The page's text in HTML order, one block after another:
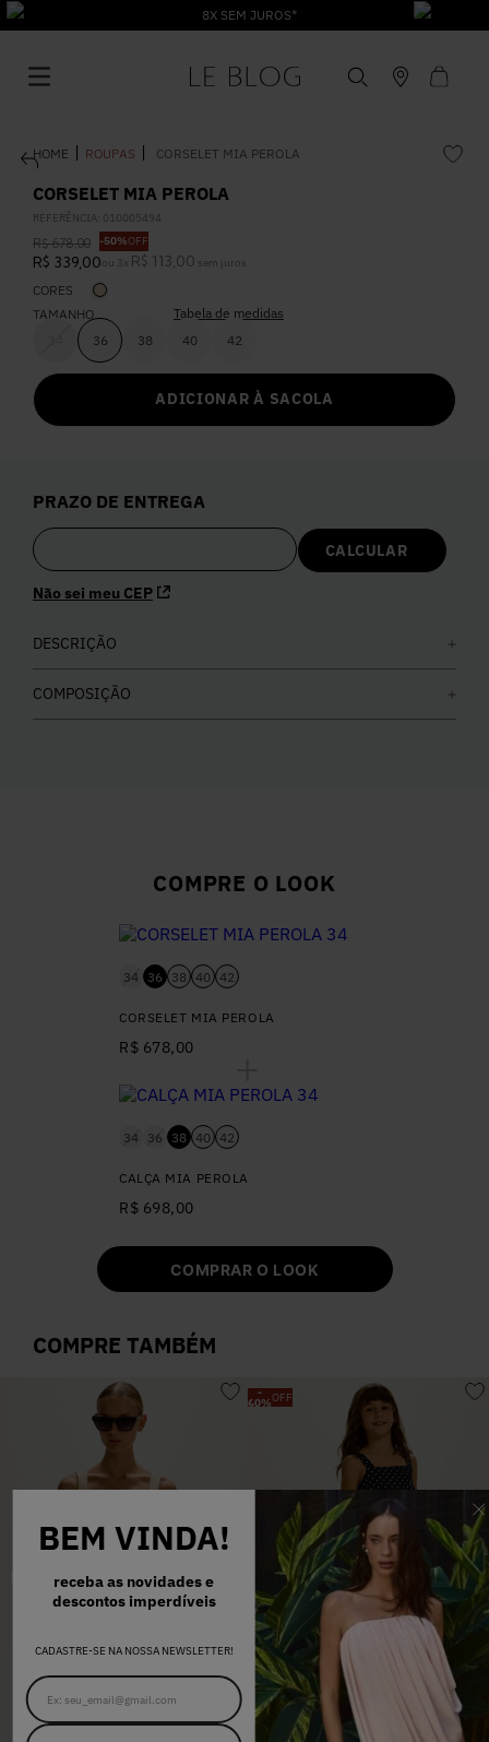
BEM VINDA!
receba as novidades e
descontos imperdíveis
CADASTRE-SE NA NOSSA NEWSLETTER!
8X SEM JUROS*
ROUPAS CORSELET MIA PEROLA
CORSELET MIA PEROLA
REFERÊNCIA: 010005494
R$ 678,00 -50%OFF
R$ 339,00 ou 3 x R$ 113 00 sem juros
CORES
TAMANHO
36 38 40 42
Tabela de medidas
ADICIONAR À SACOLA
PRAZO DE ENTREGA
Não sei meu CEP
DESCRIÇÃO
COMPOSIÇÃO
COMPRE O LOOK
34 36 38 40 42
CORSELET MIA PEROLA
R$ 678,00
34 36 38 40 42
CALÇA MIA PEROLA
R$ 698,00
COMPRAR O LOOK
COMPRE TAMBÉM
-
60%OFF
1º Vestido
2º Roupas
5º Calça
6º Colete
7º Vestidos
Calça Jeans